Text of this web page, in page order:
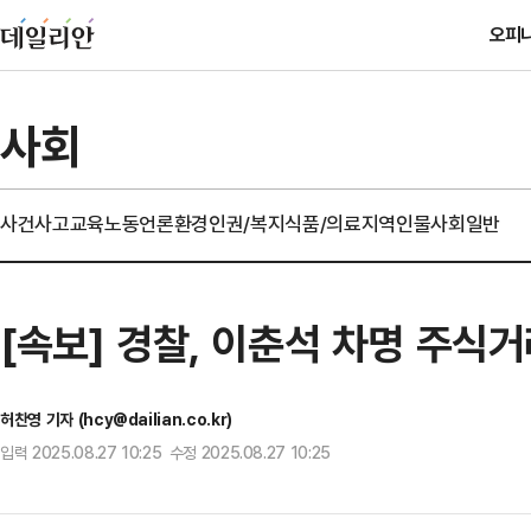
오피
사회
사건사고교육노동언론환경인권/복지식품/의료지역인물사회일반
[속보] 경찰, 이춘석 차명 주식
허찬영 기자 (hcy@dailian.co.kr)
입력 2025.08.27 10:25 수정 2025.08.27 10:25